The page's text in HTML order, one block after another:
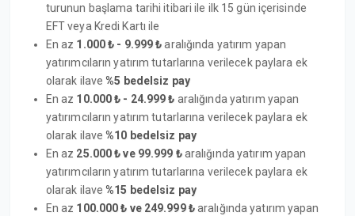
turunun başlama tarihi itibari ile ilk 15 gün içerisinde
EFT veya Kredi Kartı ile
En az 1.000 ₺ - 9.999 ₺aralığında yatırım yapan
yatırımcıların yatırım tutarlarına verilecek paylara ek
olarak ilave %5 bedelsiz pay
En az 10.000 ₺ - 24.999 ₺ aralığında yatırım yapan
yatırımcıların yatırım tutarlarına verilecek paylara ek
olarak ilave%10 bedelsiz pay
En az 25.000 ₺ ve 99.999 ₺aralığında yatırım yapan
yatırımcıların yatırım tutarlarına verilecek paylara ek
olarak ilave%15 bedelsiz pay
En az 100.000 ₺ ve 249.999 ₺aralığında yatırım yapan